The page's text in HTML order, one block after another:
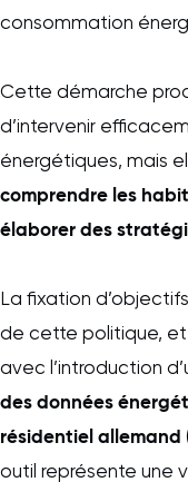
consommation
Cette démarche
d’intervenir
énergétiques, mais
comprendre les
élaborer des
La fixation
de cette politique,
avec l’introduction
des données
résidentiel allemand
outil représente une